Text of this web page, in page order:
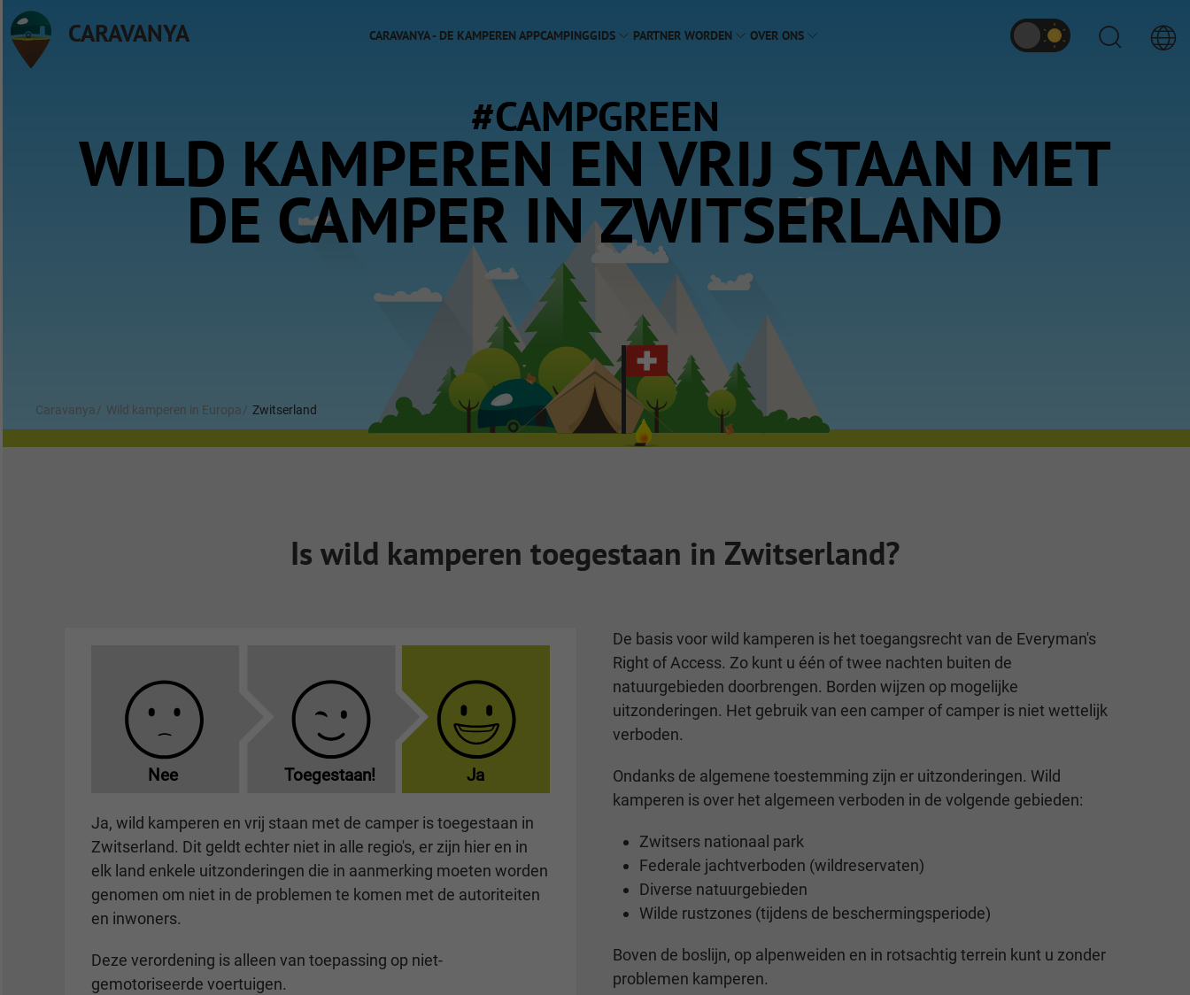
CARAVANYA CARAVANYA - DE KAMPEREN APPCAMPINGGIDS PARTNER WORDEN OVER ONS
#CAMPGREEN
WILD KAMPEREN EN VRIJ STAAN MET
DE CAMPER IN ZWITSERLAND
Caravanya Wild kamperen in Europa Zwitserland
Is wild kamperen toegestaan in Zwitserland?
Nee Toegestaan! Ja
Ja, wild kamperen en vrij staan met de camper is toegestaan in
Zwitserland. Dit geldt echter niet in alle regio's, er zijn hier en in
elk land enkele uitzonderingen die in aanmerking moeten worden
genomen om niet in de problemen te komen met de autoriteiten
en inwoners.
Deze verordening is alleen van toepassing op niet-
gemotoriseerde voertuigen.
De basis voor wild kamperen is het toegangsrecht van de Everyman's
Right of Access. Zo kunt u één of twee nachten buiten de
natuurgebieden doorbrengen. Borden wijzen op mogelijke
uitzonderingen. Het gebruik van een camper of camper is niet wettelijk
verboden.
Ondanks de algemene toestemming zijn er uitzonderingen. Wild
kamperen is over het algemeen verboden in de volgende gebieden:
Zwitsers nationaal park
Federale jachtverboden (wildreservaten)
Diverse natuurgebieden
Wilde rustzones (tijdens de beschermingsperiode)
Boven de boslijn, op alpenweiden en in rotsachtig terrein kunt u zonder
problemen kamperen.